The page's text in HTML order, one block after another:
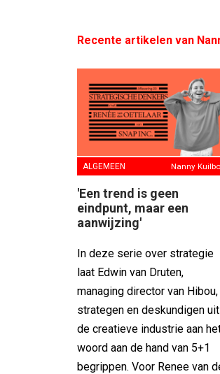
Recente artikelen van
ALGEMEEN Nanny
'Een trend is geen
eindpunt, maar een
aanwijzing'
In deze serie over strategie
laat Edwin van Druten,
managing director van Hibou,
strategen en deskundigen uit
de creatieve industrie aan
woord aan de hand van 5+1
begrippen. Voor Renee van